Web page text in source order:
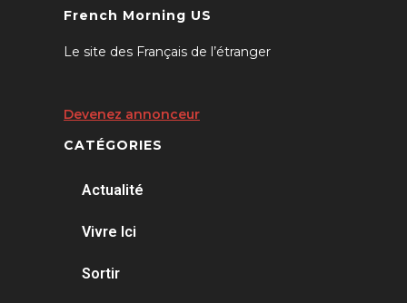
French Morning US
Le site des Français de l’étranger
Devenez annonceur
CATÉGORIES
Actualité
Vivre Ici
Sortir